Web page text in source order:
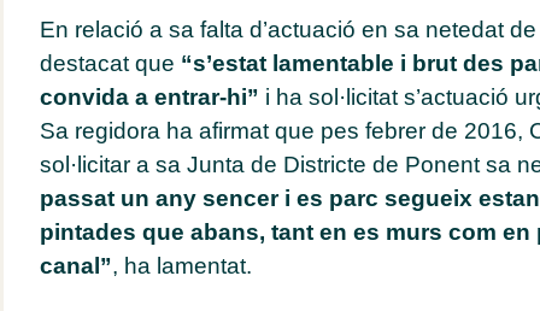
En relació a sa falta d’actuació en sa netedat
destacat que “s’estat lamentable i brut des
convida a entrar-hi” i ha sol·licitat s’actuació
Sa regidora ha afirmat que pes febrer de 2016,
sol·licitar a sa Junta de Districte de Ponent sa
passat un any sencer i es parc segueix
pintades que abans, tant en es murs com en
canal”, ha lamentat.